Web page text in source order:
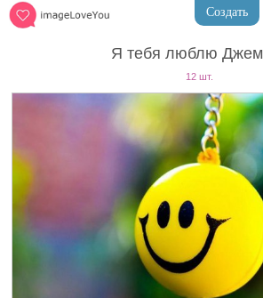
Создать
Я тебя люблю
12 шт.